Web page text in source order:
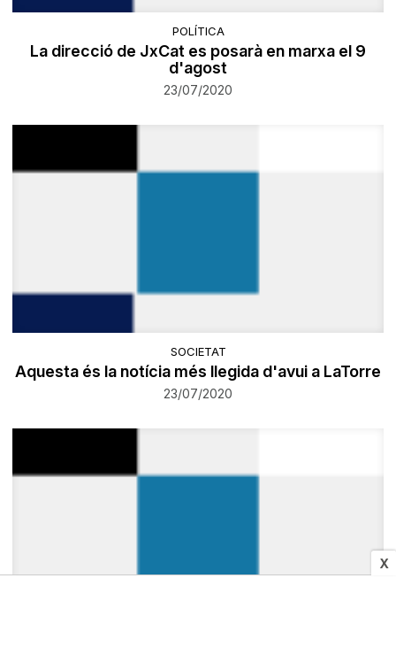
X
POLÍTICA
La direcció de JxCat es posarà en marxa el 9
d'agost
23/07/2020
SOCIETAT
Aquesta és la notícia més llegida d'avui a LaTorre
23/07/2020